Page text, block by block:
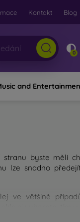
Kontakt Blog
0
and
byste měli
lze snadno
ve většině
měli zaměřit?